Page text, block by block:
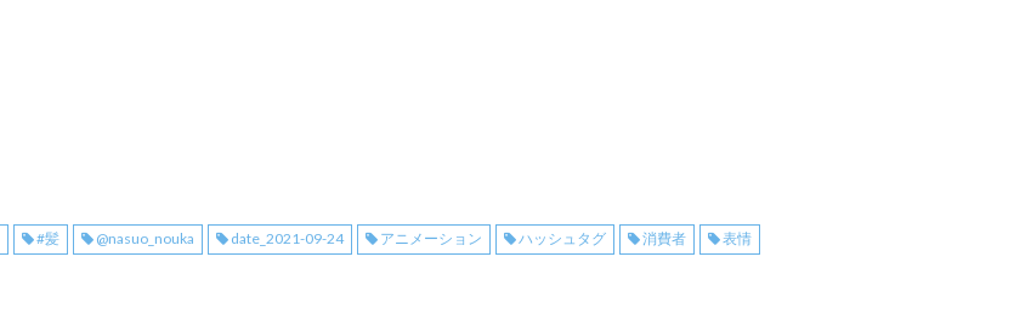
#髪 @nasuo_nouka date_2021-09-24 アニメーション ハッシュタグ 消費者 表情